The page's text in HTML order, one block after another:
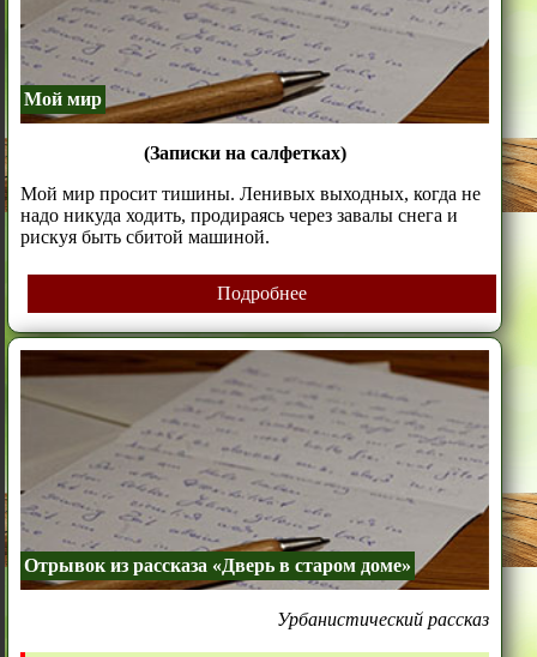
Мой мир
(Записки на салфетках)
Мой мир просит тишины. Ленивых выходных, когда не
надо никуда ходить, продираясь через завалы снега и
рискуя быть сбитой машиной.
Подробнее
Отрывок из рассказа «Дверь в старом доме»
Урбанистический рассказ